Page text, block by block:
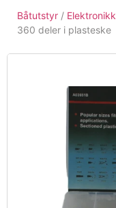
Båtutstyr / Elektronikk
360 deler i plasteske